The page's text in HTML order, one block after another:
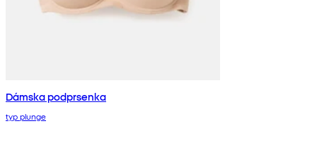
Dámska podprsenka
typ plunge